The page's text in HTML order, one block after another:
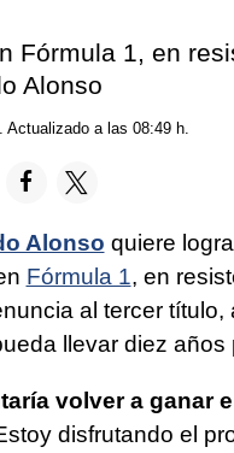
Fórmula 1, en
Alonso
a las 08:49 h.
Alonso quiere
Fórmula 1, en
al tercer
llevar diez años
volver a ganar
disfrutando el